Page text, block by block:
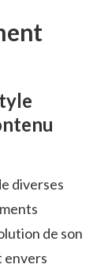
diverses
de son
envers